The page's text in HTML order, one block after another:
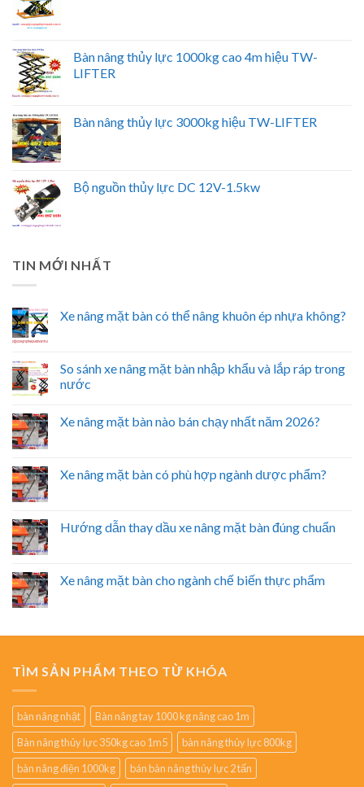
Bàn nâng thủy lực 1000kg cao 4m hiệu TW-
LIFTER
Bàn nâng thủy lực 3000kg hiệu TW-LIFTER
Bộ nguồn thủy lực DC 12V-1.5kw
TIN MỚI NHẤT
Xe nâng mặt bàn có thể nâng khuôn ép nhựa không?
So sánh xe nâng mặt bàn nhập khẩu và lắp ráp trong
nước
Xe nâng mặt bàn nào bán chạy nhất năm 2026?
Xe nâng mặt bàn có phù hợp ngành dược phẩm?
Hướng dẫn thay dầu xe nâng mặt bàn đúng chuẩn
Xe nâng mặt bàn cho ngành chế biến thực phẩm
TÌM SẢN PHẨM THEO TỪ KHÓA
bàn nâng nhật
Bàn nâng tay 1000 kg nâng cao 1m
Bàn nâng thủy lực 350kg cao 1m5
bàn nâng thủy lực 800kg
bàn nâng điện 1000kg
bán bàn nâng thủy lực 2 tấn